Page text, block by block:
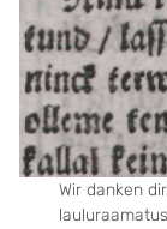
Wir danken